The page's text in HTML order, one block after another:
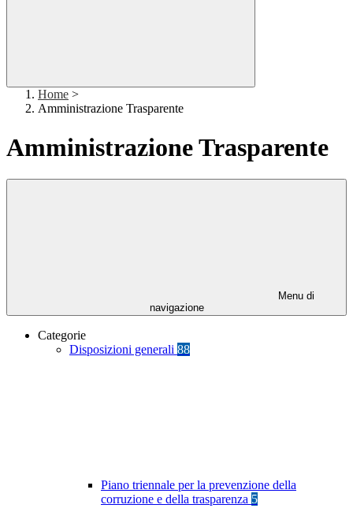
Home >
Amministrazione Trasparente
Amministrazione Trasparente
Menu di
navigazione
Categorie
Disposizioni generali 88
Piano triennale per la prevenzione della
corruzione e della trasparenza 5